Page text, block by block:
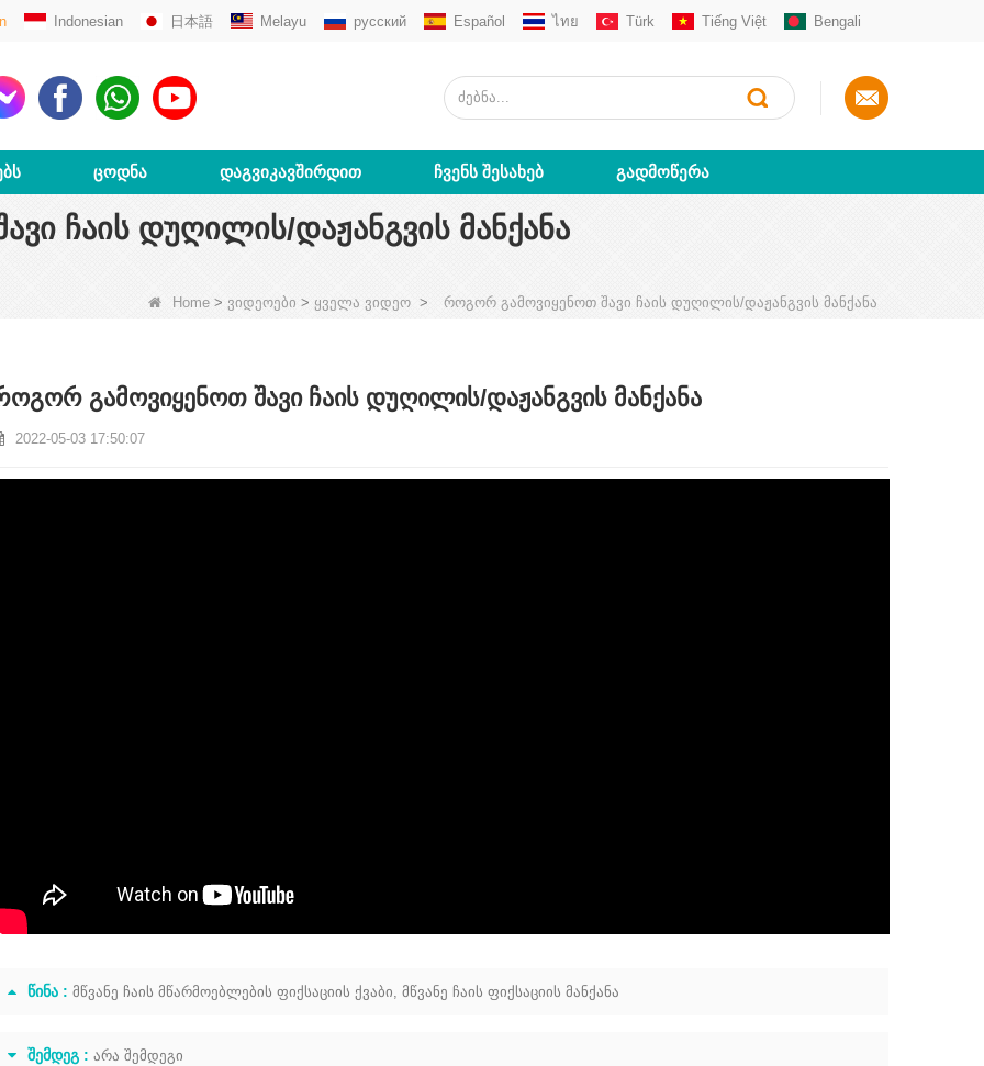
Indonesian 日本語 Melayu русский Español ไทย Türk Tiếng Việt Bengali
ᲪᲝᲓᲜᲐ ᲓᲐᲒᲕᲘᲙᲐᲕᲨᲘᲠᲓᲘᲗ ᲩᲕᲔᲜᲡ ᲨᲔᲡᲐᲮᲔᲑ ᲒᲐᲓᲛᲝᲬᲔᲠᲐ
ᲩᲐᲘᲡ ᲓᲣᲦᲘᲚᲘᲡ/ᲓᲐᲟᲐᲜᲒᲕᲘᲡ ᲛᲐᲜᲥᲐᲜᲐ
Home > ვიდეოები > ყველა ვიდეო > როგორ გამოვიყენოთ შავი ჩაის დუღილის/დაჟანგვის მანქანა
გამოვიყენოთ შავი ჩაის დუღილის/დაჟანგვის მანქანა
2022-05-03 17:50:07
ᲬᲘᲜᲐ : მწვანე ჩაის მწარმოებლების ფიქსაციის ქვაბი, მწვანე ჩაის ფიქსაციის მანქანა
ᲨᲔᲛᲓᲔᲒ : არა შემდეგი